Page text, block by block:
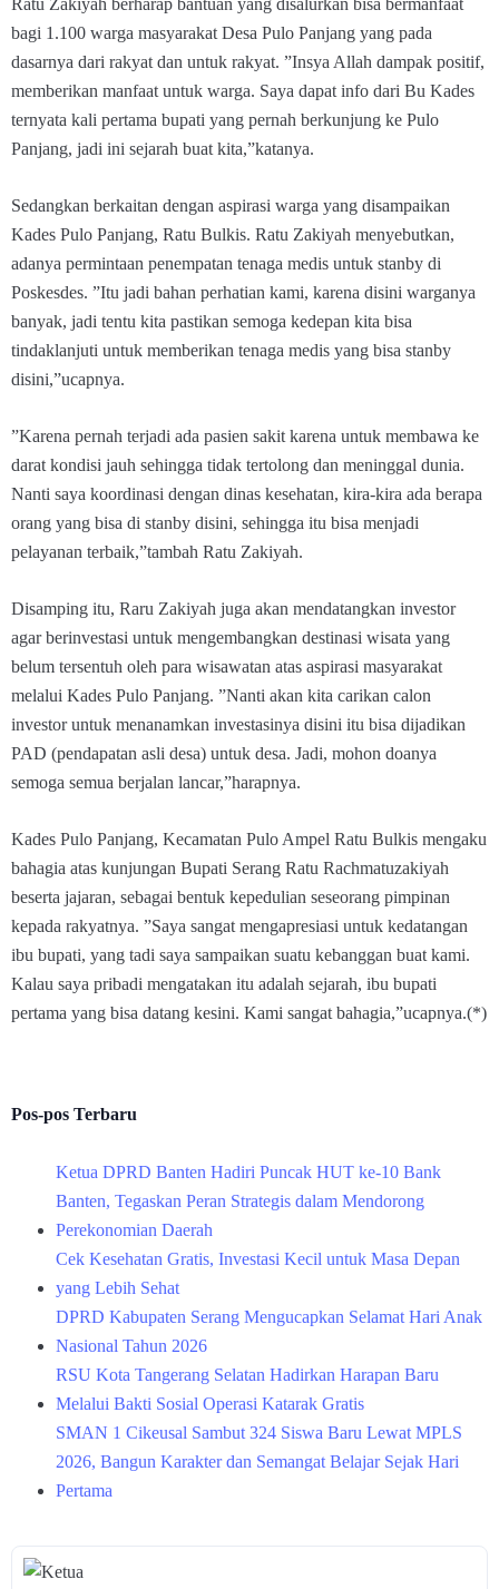
bagi 1.100 warga masyarakat Desa Pulo Panjang yang pada
dasarnya dari rakyat dan untuk rakyat. ”Insya Allah dampak positif,
memberikan manfaat untuk warga. Saya dapat info dari Bu Kades
ternyata kali pertama bupati yang pernah berkunjung ke Pulo
Panjang, jadi ini sejarah buat kita,”katanya.
Sedangkan berkaitan dengan aspirasi warga yang disampaikan
Kades Pulo Panjang, Ratu Bulkis. Ratu Zakiyah menyebutkan,
adanya permintaan penempatan tenaga medis untuk stanby di
Poskesdes. ”Itu jadi bahan perhatian kami, karena disini warganya
banyak, jadi tentu kita pastikan semoga kedepan kita bisa
tindaklanjuti untuk memberikan tenaga medis yang bisa stanby
disini,”ucapnya.
”Karena pernah terjadi ada pasien sakit karena untuk membawa ke
darat kondisi jauh sehingga tidak tertolong dan meninggal dunia.
Nanti saya koordinasi dengan dinas kesehatan, kira-kira ada berapa
orang yang bisa di stanby disini, sehingga itu bisa menjadi
pelayanan terbaik,”tambah Ratu Zakiyah.
Disamping itu, Raru Zakiyah juga akan mendatangkan investor
agar berinvestasi untuk mengembangkan destinasi wisata yang
belum tersentuh oleh para wisawatan atas aspirasi masyarakat
melalui Kades Pulo Panjang. ”Nanti akan kita carikan calon
investor untuk menanamkan investasinya disini itu bisa dijadikan
PAD (pendapatan asli desa) untuk desa. Jadi, mohon doanya
semoga semua berjalan lancar,”harapnya.
Kades Pulo Panjang, Kecamatan Pulo Ampel Ratu Bulkis mengaku
bahagia atas kunjungan Bupati Serang Ratu Rachmatuzakiyah
beserta jajaran, sebagai bentuk kepedulian seseorang pimpinan
kepada rakyatnya. ”Saya sangat mengapresiasi untuk kedatangan
ibu bupati, yang tadi saya sampaikan suatu kebanggan buat kami.
Kalau saya pribadi mengatakan itu adalah sejarah, ibu bupati
pertama yang bisa datang kesini. Kami sangat bahagia,”ucapnya.(*)
Pos-pos Terbaru
Ketua DPRD Banten Hadiri Puncak HUT ke-10 Bank
Banten, Tegaskan Peran Strategis dalam Mendorong
Perekonomian Daerah
Cek Kesehatan Gratis, Investasi Kecil untuk Masa Depan
yang Lebih Sehat
DPRD Kabupaten Serang Mengucapkan Selamat Hari Anak
Nasional Tahun 2026
RSU Kota Tangerang Selatan Hadirkan Harapan Baru
Melalui Bakti Sosial Operasi Katarak Gratis
SMAN 1 Cikeusal Sambut 324 Siswa Baru Lewat MPLS
2026, Bangun Karakter dan Semangat Belajar Sejak Hari
Pertama